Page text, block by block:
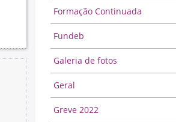
Formação Continuada
Fundeb
Galeria de fotos
Geral
Greve 2022